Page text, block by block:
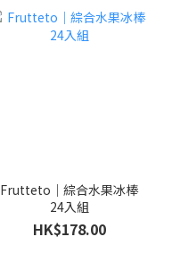
Frutteto｜綜合水果冰棒
24入組
HK$178.00